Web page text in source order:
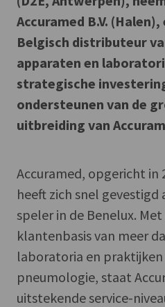
Accuramed B.V.
Belgisch distributeur
apparaten en
strategische
ondersteunen van de
uitbreiding van
Accuramed, opgericht in
heeft zich snel
speler in de Benelux.
klantenbasis van meer
laboratoria en
pneumologie, staat
uitstekende service-